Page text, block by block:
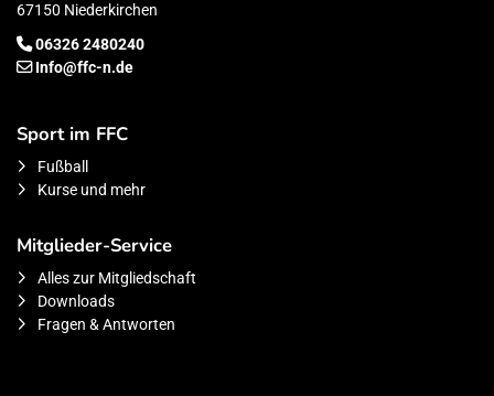
67150 Niederkirchen
06326 2480240
Info@ffc-n.de
Sport im FFC
Fußball
Kurse und mehr
Mitglieder-Service
Alles zur Mitgliedschaft
Downloads
Fragen & Antworten